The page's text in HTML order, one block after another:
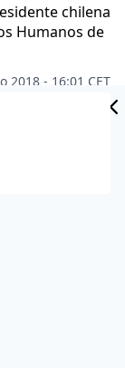
chilena
Humanos de
2018 - 16:01 CET